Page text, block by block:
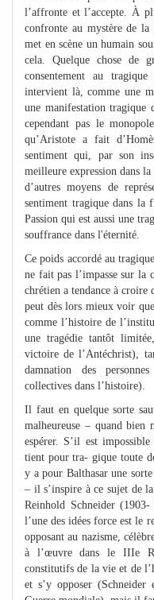
l’affronte et l’accepte. À
confronte au mystère de
met en scène un humain
cela. Quelque chose de
consentement au
intervient là, comme une
une manifestation tragique
cependant pas le
qu’Aristote a fait
sentiment qui, par son
meilleure expression dans
d’autres moyens de
sentiment tragique dans la
Passion qui est aussi une
souffrance dans l'éternité.
Ce poids accordé au
ne fait pas l’impasse sur la
chrétien a tendance à croire
peut dès lors mieux voir
comme l’histoire de
une tragédie tantôt
victoire de l’Antéchrist),
damnation des
collectives dans l’histoire).
Il faut en quelque sorte
malheureuse – quand bien
espérer. S’il est
tient pour tra- gique toute
y a pour Balthasar une
– il s’inspire à ce sujet de
Reinhold Schneider
l’une des idées force est le
opposant au nazisme,
à l’œuvre dans le IIIe
constitutifs de la vie et de
et s’y opposer (Schneider